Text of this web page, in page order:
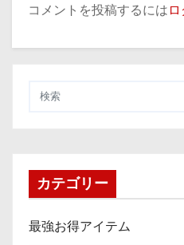
コメントを投稿するには
カテゴリー
最強お得アイテム